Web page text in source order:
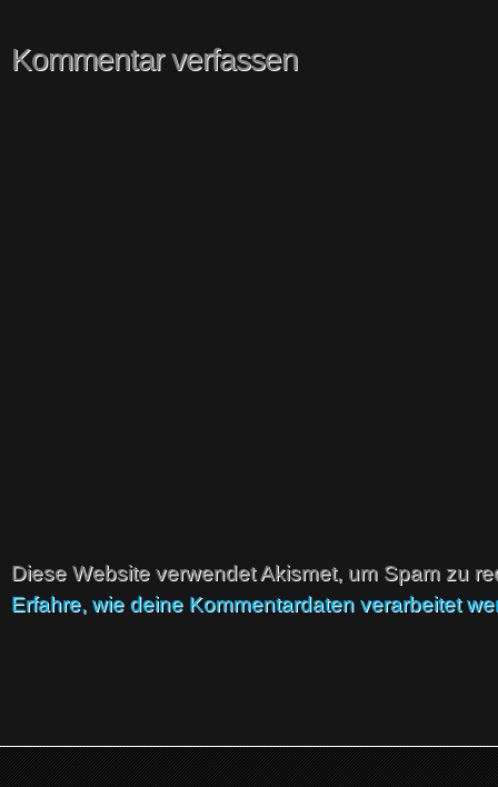
Kommentar verfassen
Diese Website verwendet Akismet, um Spam zu
Erfahre, wie deine Kommentardaten verarbeitet